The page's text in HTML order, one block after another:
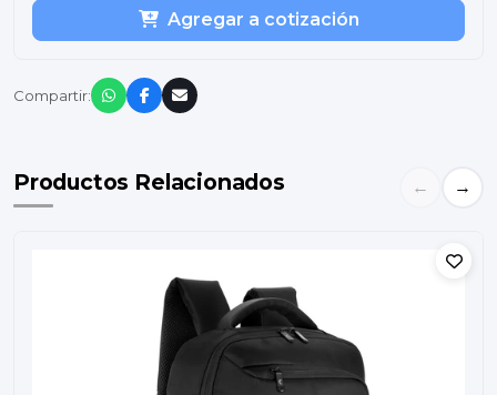
Agregar a cotización
Compartir:
Productos Relacionados ← →